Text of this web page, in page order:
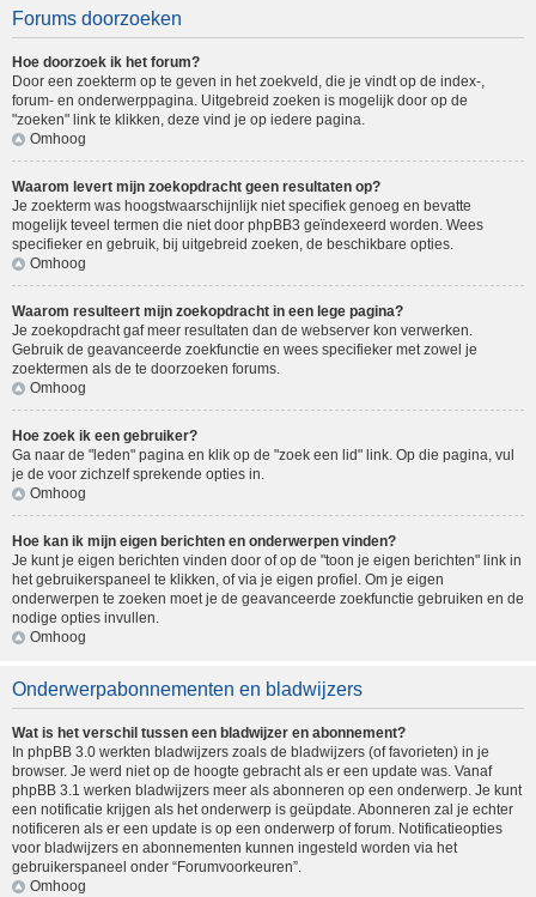
Forums doorzoeken
Hoe doorzoek ik het forum?
Door een zoekterm op te geven in het zoekveld, die je vindt op de index-,
forum- en onderwerppagina. Uitgebreid zoeken is mogelijk door op de
"zoeken" link te klikken, deze vind je op iedere pagina.
Omhoog
Waarom levert mijn zoekopdracht geen resultaten op?
Je zoekterm was hoogstwaarschijnlijk niet specifiek genoeg en bevatte
mogelijk teveel termen die niet door phpBB3 geïndexeerd worden. Wees
specifieker en gebruik, bij uitgebreid zoeken, de beschikbare opties.
Omhoog
Waarom resulteert mijn zoekopdracht in een lege pagina?
Je zoekopdracht gaf meer resultaten dan de webserver kon verwerken.
Gebruik de geavanceerde zoekfunctie en wees specifieker met zowel je
zoektermen als de te doorzoeken forums.
Omhoog
Hoe zoek ik een gebruiker?
Ga naar de "leden" pagina en klik op de "zoek een lid" link. Op die pagina, vul
je de voor zichzelf sprekende opties in.
Omhoog
Hoe kan ik mijn eigen berichten en onderwerpen vinden?
Je kunt je eigen berichten vinden door of op de "toon je eigen berichten" link in
het gebruikerspaneel te klikken, of via je eigen profiel. Om je eigen
onderwerpen te zoeken moet je de geavanceerde zoekfunctie gebruiken en de
nodige opties invullen.
Omhoog
Onderwerpabonnementen en bladwijzers
Wat is het verschil tussen een bladwijzer en abonnement?
In phpBB 3.0 werkten bladwijzers zoals de bladwijzers (of favorieten) in je
browser. Je werd niet op de hoogte gebracht als er een update was. Vanaf
phpBB 3.1 werken bladwijzers meer als abonneren op een onderwerp. Je kunt
een notificatie krijgen als het onderwerp is geüpdate. Abonneren zal je echter
notificeren als er een update is op een onderwerp of forum. Notificatieopties
voor bladwijzers en abonnementen kunnen ingesteld worden via het
gebruikerspaneel onder “Forumvoorkeuren”.
Omhoog